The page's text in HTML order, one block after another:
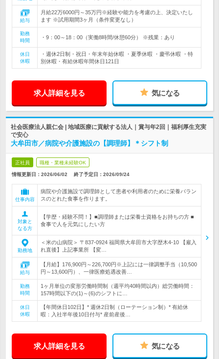
給与
月給22万6000円～35万円※経験や能力を考慮の上、決定いたし
ます ※試用期間3ヶ月（条件変更なし）
勤務
時間
・9：00～18：00（実働8時間/休憩60分） ※残業：あり
休日
休暇
・週休2日制・祝日・年末年始休暇 ・夏季休暇 ・慶弔休暇 ・特
別休暇・有給休暇年間休日121日
求人詳細を見る 気になる
社会医療法人親仁会 | 地域医療に貢献する法人｜賞与年2回｜福利厚生充実
で安心
大牟田市／病院や介護施設の【調理師】＊シフト制
正社員 職種・業種未経験OK
情報更新日：2026/06/02 終了予定日： 2026/09/24
仕事内容
病院や介護施設で調理師として患者や利用者のために栄養バラン
スのとれた食事を作ります。
対象と
なる方
【学歴・経験不問！】■調理師または栄養士資格をお持ちの方 ■
食事で人を元気にしたい方
勤務地
＜米の山病院＞ 〒837-0924 福岡県大牟田市大字歴木4-10 【雇入
れ直後】上記事業所 【変…
給与
【月給】176,900円～226,700円※上記には一律調整手当（10,500
円～13,600円）、一律医療処遇改善…
勤務
時間
1ヶ月単位の変形労働時間制（週平均40時間以内）総労働時間：
157時間以下の(1)～(6)のシフトに…
休日
休暇
【年間休日102日】* 週休2日制（ローテーション制）* 有給休
暇：入社半年後10日付与* 産前産後…
求人詳細を見る 気になる